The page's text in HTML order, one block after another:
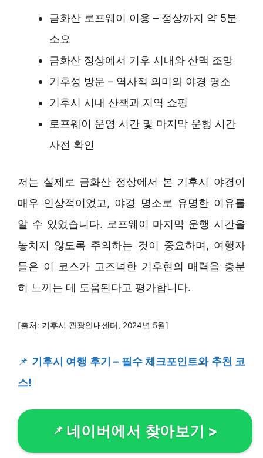
금화산 로프웨이 이용 – 정상까지 약 5분
소요
금화산 정상에서 기후 시내와 산맥 조망
기후성 방문 – 역사적 의미와 야경 명소
기후시 시내 산책과 지역 쇼핑
로프웨이 운영 시간 및 마지막 운행 시간
사전 확인
저는 실제로 금화산 정상에서 본 기후시 야경이
매우 인상적이었고, 야경 명소로 유명한 이유를
알 수 있었습니다. 로프웨이 마지막 운행 시간을
놓치지 않도록 주의하는 것이 중요하며, 여행자
들은 이 코스가 고즈넉한 기후현의 매력을 충분
히 느끼는 데 도움된다고 평가합니다.
[출처: 기후시 관광안내센터, 2024년 5월]
📌 기후시 여행 후기 – 필수 체크포인트와 추천 코
스!
네이버에서 찾아보기 >